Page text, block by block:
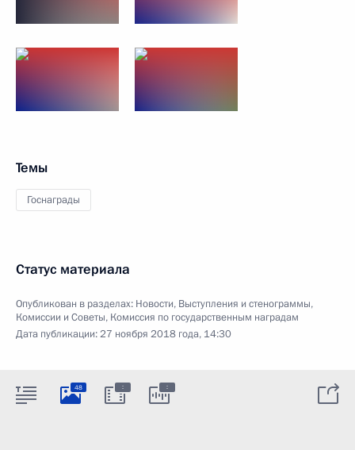
Темы
Госнаграды
Статус материала
Опубликован в разделах: Новости, Выступления и стенограммы,
Комиссии и Советы, Комиссия по государственным наградам
Дата публикации:27 ноября 2018 года, 14:30
48 : :